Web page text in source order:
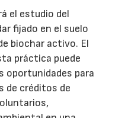
el estudio del
fijado en el suelo
biochar activo. El
práctica puede
oportunidades para
de créditos de